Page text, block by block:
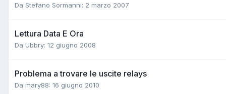
Da Stefano Sormanni: 2 marzo 2007
Lettura Data E Ora
Da Ubbry: 12 giugno 2008
Problema a trovare le uscite relays
Da mary88: 16 giugno 2010